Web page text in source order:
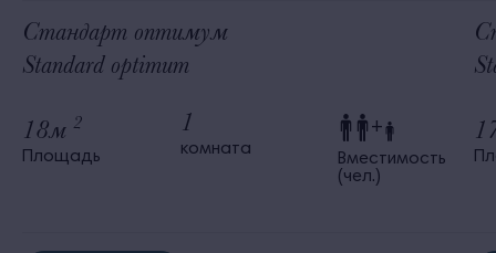
Стандарт оптимум
Standard optimum
18м 2
Площадь
1
комната
+
Вместимость
(чел.)